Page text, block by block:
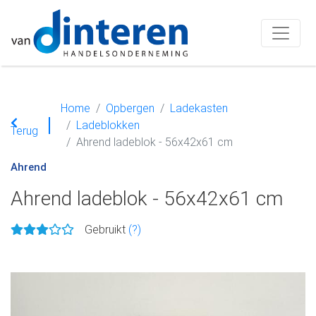
Terug
Home Opbergen
Ladekasten
Ladeblokken
Ahrend ladeblok - 56x42x61 cm
Ahrend
Ahrend ladeblok - 56x42x61 cm
Gebruikt (?)